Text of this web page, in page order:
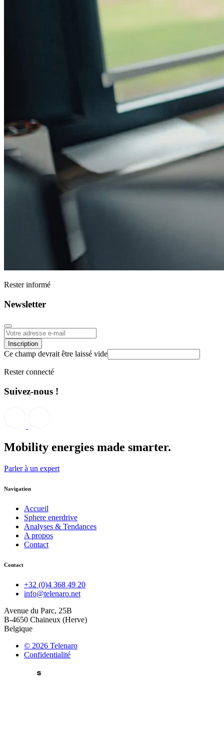
Rester informé
Newsletter
Inscription
Ce champ devrait être laissé vide
Rester connecté
Suivez-nous !
Mobility energies made smarter.
Parler à un expert
Navigation
Accueil
Sphere enerdrive
Analyses & Tendances
A propos
Contact
Contact
+32 (0)4 368 49 20
info@telenaro.net
Avenue du Parc, 25B
B-4650 Chaineux (Herve)
Belgique
© 2026 Telenaro
Confidentialité